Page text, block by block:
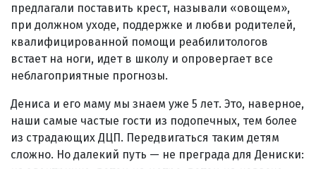
предлагали поставить крест, называли «овощем»,
при должном уходе, поддержке и любви родителей,
квалифицированной помощи реабилитологов
встает на ноги, идет в школу и опровергает все
неблагоприятные прогнозы.
Дениса и его маму мы знаем уже 5 лет. Это, наверное,
наши самые частые гости из подопечных, тем более
из страдающих ДЦП. Передвигаться таким детям
сложно. Но далекий путь — не преграда для Дениски: